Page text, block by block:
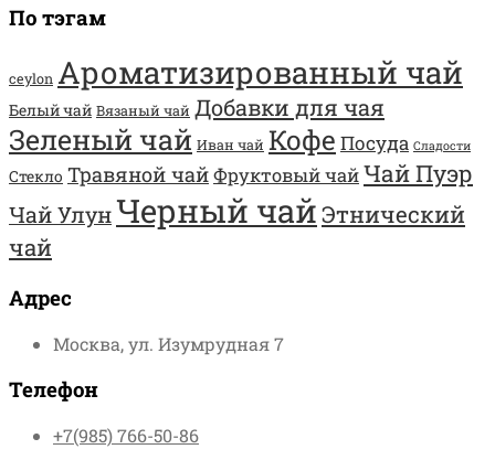
По тэгам
ceylon Ароматизированный чай
Белый чай Вязаный чай Добавки для чая
Зеленый чай Иван чай Кофе Посуда Сладости
Стекло Травяной чайФруктовый чайЧай Пуэр
Чай УлунЧерный чайЭтнический
чай
Адрес
Москва, ул. Изумрудная 7
Телефон
+7(985) 766-50-86